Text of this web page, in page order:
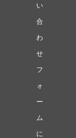
い
合
わ
せ
フ
ォ
ー
ム
に